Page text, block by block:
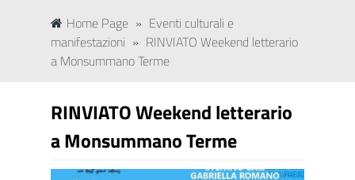
Home Page » Eventi culturali e
manifestazioni » RINVIATO Weekend letterario
a Monsummano Terme
RINVIATO Weekend letterario
a Monsummano Terme